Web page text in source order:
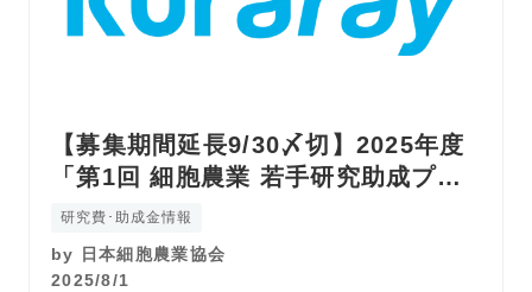
【募集期間延長9/30〆切】2025年度
「第1回 細胞農業 若手研究助成プロ
グラム」募集開始
研究費･助成金情報
by
日本細胞農業協会
2025/8/1